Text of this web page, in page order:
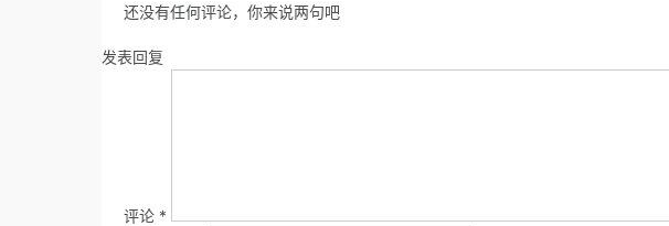
还没有任何评论，你来说两句吧
发表回复
评论 *